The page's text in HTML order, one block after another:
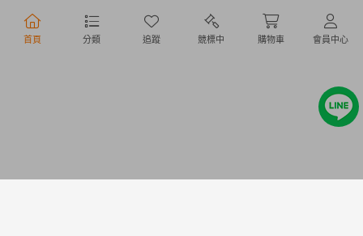
首頁 分類 追蹤 競標中 購物車 會員中心
行動購物